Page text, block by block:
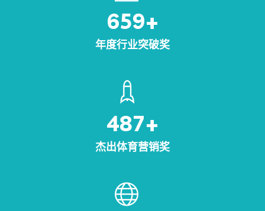
659+
年度行业突破奖
487+
杰出体育营销奖